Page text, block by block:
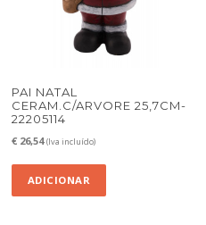
PAI NATAL
CERAM.C/ARVORE 25,7CM-
22205114
€ 26,54 (Iva incluído)
ADICIONAR